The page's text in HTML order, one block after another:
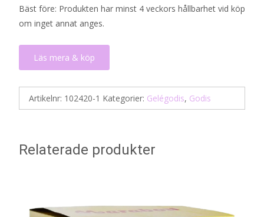
Bäst före: Produkten har minst 4 veckors hållbarhet vid köp
om inget annat anges.
Läs mera & köp
Artikelnr: 102420-1 Kategorier: Gelégodis, Godis
Relaterade produkter